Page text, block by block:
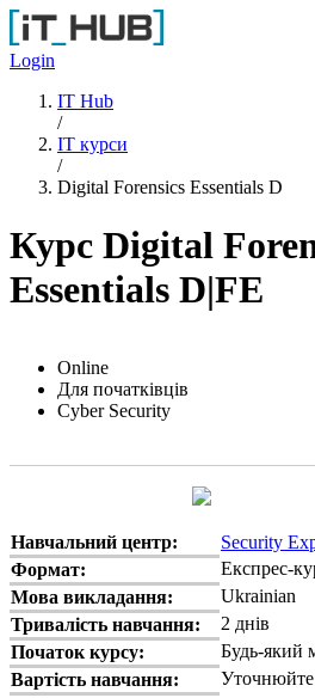
Перейти до основного вмісту
Login
IT Hub
/
IT курси
/
Digital Forensics Essentials D
Курс Digital
Essentials D|FE
Online
Для початківців
Cyber Security
Навчальний центр:
Security
Формат:
Експрес-
Мова викладання:
Ukrainian
Тривалість навчання:
2 днів
Початок курсу:
Будь-який
Вартість навчання:
Уточнюйте